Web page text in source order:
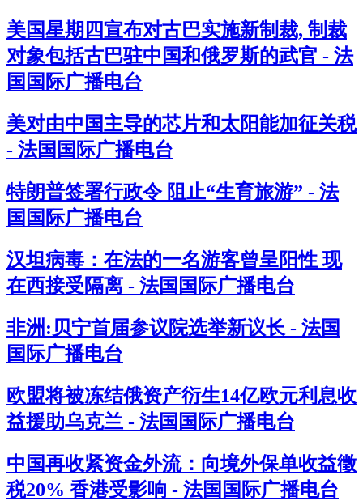
美国星期四宣布对古巴实施新制裁, 制裁
对象包括古巴驻中国和俄罗斯的武官 - 法
国国际广播电台
美对由中国主导的芯片和太阳能加征关税
- 法国国际广播电台
特朗普签署行政令 阻止“生育旅游” - 法
国国际广播电台
汉坦病毒：在法的一名游客曾呈阳性 现
在西接受隔离 - 法国国际广播电台
非洲:贝宁首届参议院选举新议长 - 法国
国际广播电台
欧盟将被冻结俄资产衍生14亿欧元利息收
益援助乌克兰 - 法国国际广播电台
中国再收紧资金外流：向境外保单收益徵
税20% 香港受影响 - 法国国际广播电台